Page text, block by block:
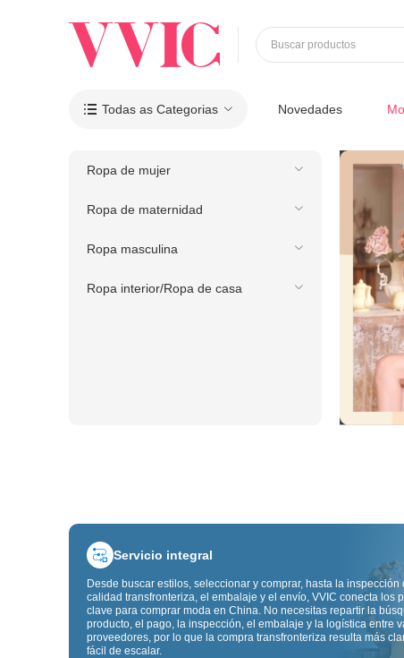
Buscar productos
 Todas as Categorias Novedades
Ropa de mujer
Ropa de maternidad
Ropa masculina
Ropa interior/Ropa de casa
Servicio integral
Desde buscar estilos, seleccionar y comprar, hasta la inspección
calidad transfronteriza, el embalaje y el envío, VVIC conecta los
clave para comprar moda en China. No necesitas repartir la
producto, el pago, la inspección, el embalaje y la logística entre
proveedores, por lo que la compra transfronteriza resulta más
fácil de escalar.